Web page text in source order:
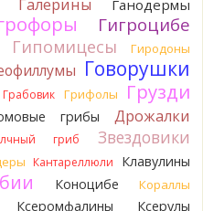
Желтокожий и еще
вонять химией, и
быть хотя бы уверенным,
нет, но центральная
немного. Изменения цвета
не старым дубом.
вместо этого
Галерины Ганодермы
Гигроцибе
Гипомицесы Гиродоны
Говорушки
Грабовик Грифолы Грузди
грибы Дрожалки
гриб Звездовики
Кантареллюли
Клавулины
Коноцибе Кораллы
Ксеромфалины Ксерулы